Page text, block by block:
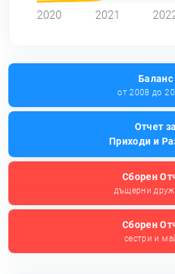
2020 2021
Баланс
от 2008 до
Отчет за
Приходи и
Сборен
дъщерни
Сборен
сестри и